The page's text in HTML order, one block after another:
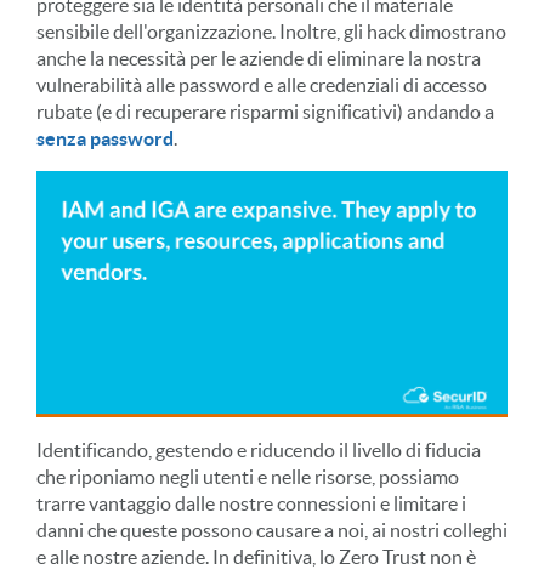
proteggere sia le identità personali che il materiale
sensibile dell'organizzazione. Inoltre, gli hack dimostrano
anche la necessità per le aziende di eliminare la nostra
vulnerabilità alle password e alle credenziali di accesso
rubate (e di recuperare risparmi significativi) andando a
senza password.
Identificando, gestendo e riducendo il livello di fiducia
che riponiamo negli utenti e nelle risorse, possiamo
trarre vantaggio dalle nostre connessioni e limitare i
danni che queste possono causare a noi, ai nostri colleghi
e alle nostre aziende. In definitiva, lo Zero Trust non è